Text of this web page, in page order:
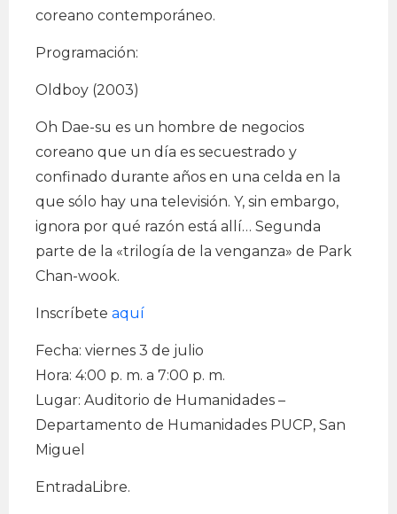
coreano contemporáneo.
Programación:
Oldboy (2003)
Oh Dae-su es un hombre de negocios
coreano que un día es secuestrado y
confinado durante años en una celda en la
que sólo hay una televisión. Y, sin embargo,
ignora por qué razón está allí… Segunda
parte de la «trilogía de la venganza» de Park
Chan-wook.
Inscríbete aquí
Fecha: viernes 3 de julio
Hora: 4:00 p. m. a 7:00 p. m.
Lugar: Auditorio de Humanidades –
Departamento de Humanidades PUCP, San
Miguel
EntradaLibre.